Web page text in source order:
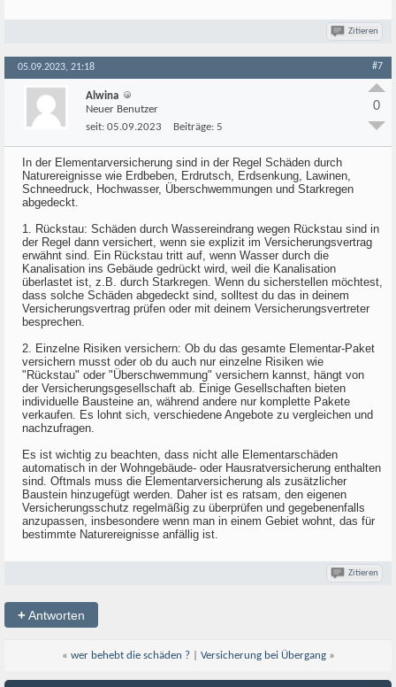
Zitieren
05.09.2023, 21:18 #7
Alwina
Neuer Benutzer
seit: 05.09.2023 Beiträge: 5
0
In der Elementarversicherung sind in der Regel Schäden durch
Naturereignisse wie Erdbeben, Erdrutsch, Erdsenkung, Lawinen,
Schneedruck, Hochwasser, Überschwemmungen und Starkregen
abgedeckt.
1. Rückstau: Schäden durch Wassereindrang wegen Rückstau sind in
der Regel dann versichert, wenn sie explizit im Versicherungsvertrag
erwähnt sind. Ein Rückstau tritt auf, wenn Wasser durch die
Kanalisation ins Gebäude gedrückt wird, weil die Kanalisation
überlastet ist, z.B. durch Starkregen. Wenn du sicherstellen möchtest,
dass solche Schäden abgedeckt sind, solltest du das in deinem
Versicherungsvertrag prüfen oder mit deinem Versicherungsvertreter
besprechen.
2. Einzelne Risiken versichern: Ob du das gesamte Elementar-Paket
versichern musst oder ob du auch nur einzelne Risiken wie
"Rückstau" oder "Überschwemmung" versichern kannst, hängt von
der Versicherungsgesellschaft ab. Einige Gesellschaften bieten
individuelle Bausteine an, während andere nur komplette Pakete
verkaufen. Es lohnt sich, verschiedene Angebote zu vergleichen und
nachzufragen.
Es ist wichtig zu beachten, dass nicht alle Elementarschäden
automatisch in der Wohngebäude- oder Hausratversicherung enthalten
sind. Oftmals muss die Elementarversicherung als zusätzlicher
Baustein hinzugefügt werden. Daher ist es ratsam, den eigenen
Versicherungsschutz regelmäßig zu überprüfen und gegebenenfalls
anzupassen, insbesondere wenn man in einem Gebiet wohnt, das für
bestimmte Naturereignisse anfällig ist.
Zitieren
+Antworten
« wer behebt die schäden ?| Versicherung bei Übergang »